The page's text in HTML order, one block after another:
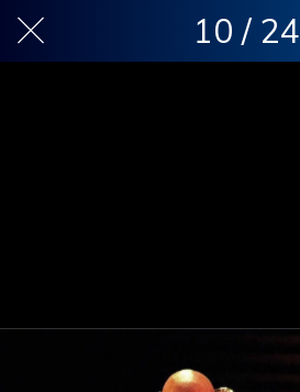
10 / 24